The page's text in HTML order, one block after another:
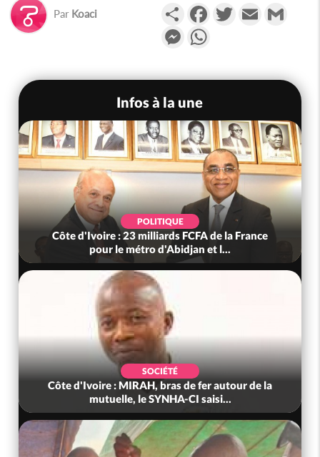
Par Koaci PartagerFacebookTwitterEmail
Messenger
Infos à la une
POLITIQUE
Côte d'Ivoire : 23 milliards FCFA de la France
pour le métro d'Abidjan et l...
SOCIÉTÉ
Côte d'Ivoire : MIRAH, bras de fer autour de la
mutuelle, le SYNHA-CI saisi...